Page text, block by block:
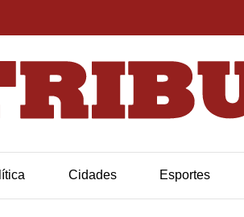
Cidades Esportes